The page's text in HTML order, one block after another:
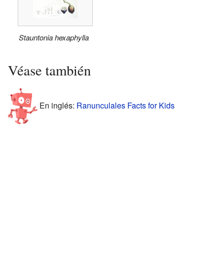
Stauntonia hexaphylla
Véase también
En inglés: Ranunculales Facts for Kids